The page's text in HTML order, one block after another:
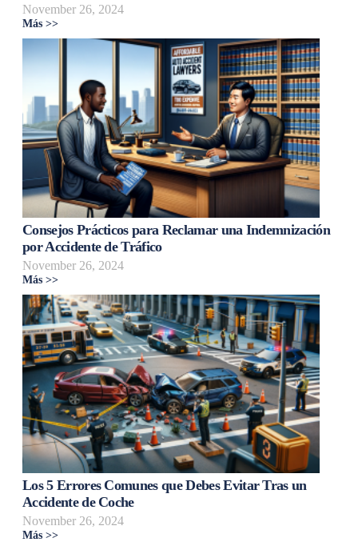
November 26, 2024
Más >>
Consejos Prácticos para Reclamar una Indemnización
por Accidente de Tráfico
November 26, 2024
Más >>
Los 5 Errores Comunes que Debes Evitar Tras un
Accidente de Coche
November 26, 2024
Más >>